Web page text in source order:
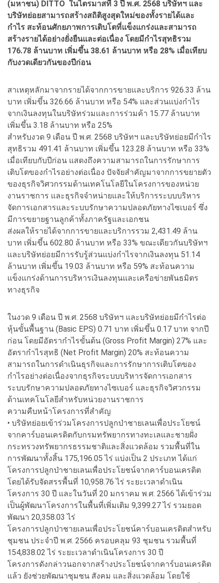
(มหาชน) DITTO ในไตรมาสที่ 3 ปี พ.ศ. 2568 บริษัทฯ และ
บริษัทย่อยสามารถสร้างสถิติสูงสุดใหม่ของทั้งรายได้และ
กำไร สะท้อนศักยภาพการเติบโตที่แข็งแกร่งและสามารถ
สร้างรายได้อย่างยั่งยืนและต่อเนื่อง โดยมีกำไรสุทธิรวม
176.78 ล้านบาท เพิ่มขึ้น 38.61 ล้านบาท หรือ 28% เมื่อเทียบ
กับงวดเดียวกันของปีก่อน
สาเหตุหลักมาจากรายได้จากการขายและบริการ 926.33 ล้าน
บาท เพิ่มขึ้น 326.66 ล้านบาท หรือ 54% และส่วนแบ่งกำไร
จากเงินลงทุนในบริษัทร่วมและการร่วมค้า 15.77 ล้านบาท
เพิ่มขึ้น 3.18 ล้านบาท หรือ 25%
สำหรับงวด 9 เดือน ปี พ.ศ. 2568 บริษัทฯ และบริษัทย่อยมีกำไร
สุทธิรวม 491.41 ล้านบาท เพิ่มขึ้น 123.28 ล้านบาท หรือ 33%
เมื่อเทียบกับปีก่อน แสดงถึงความสามารถในการรักษาการ
เติบโตของกำไรอย่างต่อเนื่อง ปัจจัยสำคัญมาจากการขยายตัว
ของธุรกิจวิศวกรรมด้านเทคโนโลยีในโครงการของหน่วย
งานราชการ และธุรกิจจำหน่ายและให้บริการระบบบริหาร
จัดการเอกสารและระบบรักษาความปลอดภัยทางไซเบอร์ ซึ่ง
มีการขยายฐานลูกค้าทั้งภาครัฐและเอกชน
ส่งผลให้รายได้จากการขายและบริการรวม 2,431.49 ล้าน
บาท เพิ่มขึ้น 602.80 ล้านบาท หรือ 33% ขณะเดียวกันบริษัทฯ
และบริษัทย่อยมีการรับรู้ส่วนแบ่งกำไรจากเงินลงทุน 51.14
ล้านบาท เพิ่มขึ้น 19.03 ล้านบาท หรือ 59% สะท้อนความ
แข็งแกร่งด้านการบริหารเงินลงทุนและเครือข่ายพันธมิตร
ทางธุรกิจ
ในงวด 9 เดือน ปี พ.ศ. 2568 บริษัทฯ และบริษัทย่อยมีกำไรต่อ
หุ้นขั้นพื้นฐาน (Basic EPS) 0.71 บาท เพิ่มขึ้น 0.17 บาท จากปี
ก่อน โดยมีอัตรากำไรขั้นต้น (Gross Profit Margin) 27% และ
อัตรากำไรสุทธิ (Net Profit Margin) 20% สะท้อนความ
สามารถในการดำเนินธุรกิจและการรักษาการเติบโตของ
กำไรอย่างต่อเนื่องจากธุรกิจระบบบริหารจัดการเอกสาร
ระบบรักษาความปลอดภัยทางไซเบอร์ และธุรกิจวิศวกรรม
ด้านเทคโนโลยีสำหรับหน่วยงานราชการ
ความคืบหน้าโครงการที่สำคัญ
• บริษัทย่อยเข้าร่วมโครงการปลูกป่าชายเลนเพื่อประโยชน์
จากคาร์บอนเครดิตกับกรมทรัพยากรทางทะเลและชายฝั่ง
กระทรวงทรัพยากรธรรมชาติและสิ่งแวดล้อม รวมพื้นที่ใน
การพัฒนาทั้งสิ้น 175,196.05 ไร่ แบ่งเป็น 2 ประเภท ได้แก่
โครงการปลูกป่าชายเลนเพื่อประโยชน์จากคาร์บอนเครดิต
โดยได้รับจัดสรรพื้นที่ 10,958.76 ไร่ ระยะเวลาดำเนิน
โครงการ 30 ปี และในวันที่ 20 มกราคม พ.ศ. 2566 ได้เข้าร่วม
เป็นผู้พัฒนาโครงการในพื้นที่เพิ่มเติม 9,399.27 ไร่ รวมยอด
พัฒนา 20,358.03 ไร่
โครงการปลูกป่าชายเลนเพื่อประโยชน์คาร์บอนเครดิตสำหรับ
ชุมชน ประจำปี พ.ศ. 2566 ครอบคลุม 93 ชุมชน รวมพื้นที่
154,838.02 ไร่ ระยะเวลาดำเนินโครงการ 30 ปี
โครงการดังกล่าวนอกจากสร้างประโยชน์จากคาร์บอนเครดิต
แล้ว ยังช่วยพัฒนาชุมชน สังคม และสิ่งแวดล้อม โดยใช้